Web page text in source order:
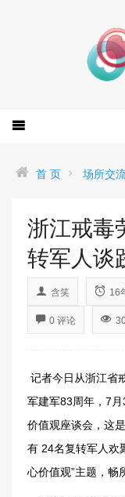
首 页 场所交
浙江戒毒
转军人谈
含笑 16
0 评论
记者今日从浙江省
军建军83周年，7
价值观座谈会，这
有 24名复转军人欢
心价值观”主题，畅